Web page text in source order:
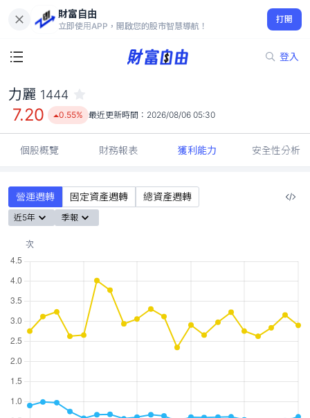
財富自由
立即使用APP，開啟您的股市智慧導航！
打開
登入
7.20
0.55%
力麗 1444
7.20 0.55% 最近更新時間： 2026/08/06 05:30
個股概覽 財務報表 獲利能力 安全性分析
營運週轉 固定資產週轉 總資產週轉
近5年 季報